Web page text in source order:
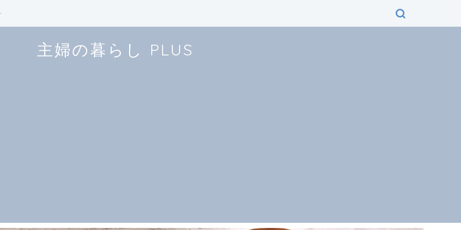
主婦の暮らし PLUS